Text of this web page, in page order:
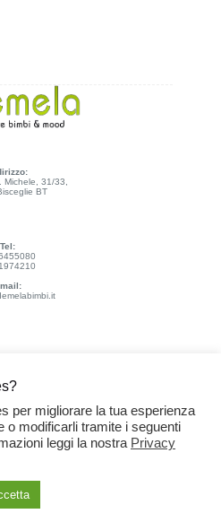
Michele, 31/33,
BT
Tel:
Utili
e pagamenti
di vendita
per migliorare la tua esperienza
o modificarli tramite i seguenti
leggi la nostra Privacy